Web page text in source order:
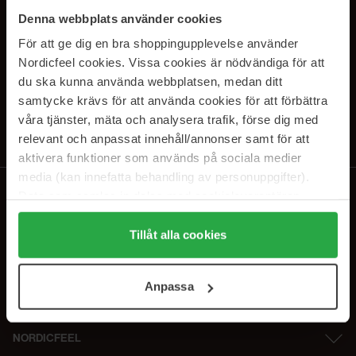
Denna webbplats använder cookies
För att ge dig en bra shoppingupplevelse använder
Nordicfeel cookies. Vissa cookies är nödvändiga för att
du ska kunna använda webbplatsen, medan ditt
samtycke krävs för att använda cookies för att förbättra
våra tjänster, mäta och analysera trafik, förse dig med
relevant och anpassat innehåll/annonser samt för att
aktivera funktioner som används på sociala medier
media (kan innefatta behandling av personuppgifter).
Genom att trycka på "Tillåt alla cookies" accepterar du
alla cookies, medan du under "Detaljer" kan anpassa
användningen av cookies. Du kan när som helst återkalla
samt vår Integritetspolicy.
Tillåt alla cookies
Anpassa
SUBSCRIBE TO OUR
NEWSLETTER
Tilaamalla hyväksyttietosuojakäytäntömme. Peruuta tilaus milloin
tahansa.
NORDICFEEL